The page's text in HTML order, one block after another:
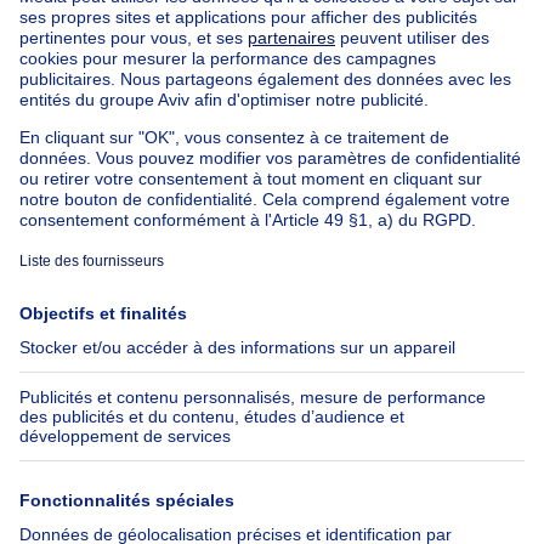
Immeuble mixte à vendre
Autres biens à vendre
Manoir à vendre
Nos maisons hors de la Belgique
Maison à vendre France
Maison à vendre Espagne
Maison à vendre Italie
Maison à vendre Luxembourg
Maison à vendre Pays-bas
À propos
Immoweb
Presse
Emplois
Groupe Axel Springer
SeLoger.com
Immowelt.de
Outils
Belfius
Assurances
Check-list déménagement
Aide Suivez-nous